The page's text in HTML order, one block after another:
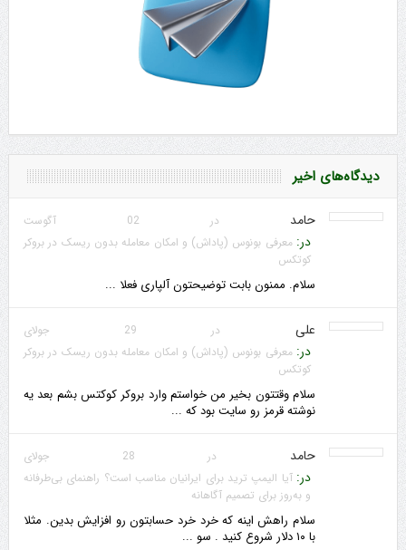
دیدگاه‌های اخیر
حامد در 02 آگوست
در:معرفی بونوس (پاداش) و امکان معامله بدون ریسک در بروکر
کوتکس
سلام. ممنون بابت توضیحتون آلپاری فعلا ...
علی در 29 جولای
در:معرفی بونوس (پاداش) و امکان معامله بدون ریسک در بروکر
کوتکس
سلام وقتتون بخیر من خواستم وارد بروکر کوکتس بشم بعد یه
نوشته قرمز رو سایت بود که ...
حامد در 28 جولای
در:آیا الیمپ ترید برای ایرانیان مناسب است؟ راهنمای بی‌طرفانه
و به‌روز برای تصمیم آگاهانه
سلام راهش اینه که خرد خرد حسابتون رو افزایش بدین. مثلا
با ۱۰ دلار شروع کنید . سو ...